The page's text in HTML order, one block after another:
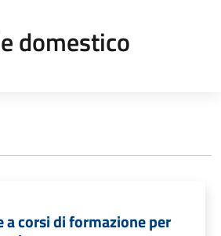
domestico
a corsi di formazione per